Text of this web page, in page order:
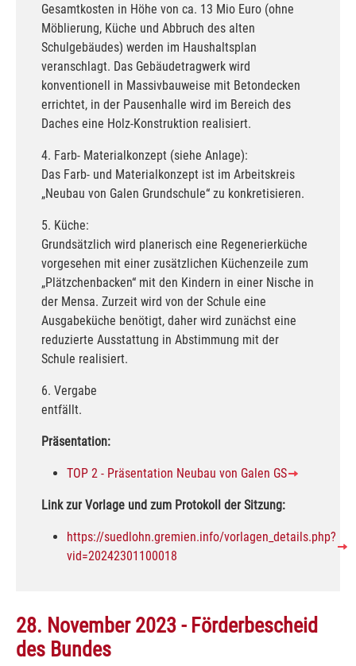
Gesamtkosten in Höhe von ca. 13 Mio Euro (ohne
Möblierung, Küche und Abbruch des alten
Schulgebäudes) werden im Haushaltsplan
veranschlagt. Das Gebäudetragwerk wird
konventionell in Massivbauweise mit Betondecken
errichtet, in der Pausenhalle wird im Bereich des
Daches eine Holz-Konstruktion realisiert.
4. Farb- Materialkonzept (siehe Anlage):
Das Farb- und Materialkonzept ist im Arbeitskreis
„Neubau von Galen Grundschule“ zu konkretisieren.
5. Küche:
Grundsätzlich wird planerisch eine Regenerierküche
vorgesehen mit einer zusätzlichen Küchenzeile zum
„Plätzchenbacken“ mit den Kindern in einer Nische in
der Mensa. Zurzeit wird von der Schule eine
Ausgabeküche benötigt, daher wird zunächst eine
reduzierte Ausstattung in Abstimmung mit der
Schule realisiert.
6. Vergabe
entfällt.
Präsentation:
TOP 2 - Präsentation Neubau von Galen GS
Link zur Vorlage und zum Protokoll der Sitzung:
https://suedlohn.gremien.info/vorlagen_details.php?
vid=20242301100018
28. November 2023 - Förderbescheid
des Bundes